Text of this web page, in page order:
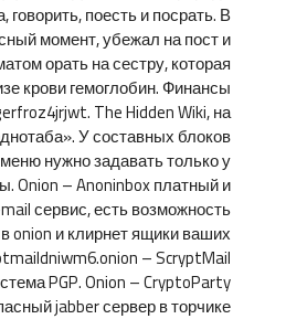
поесть и посрать. В
момент, убежал на пост и
орать на сестру, которая
крови гемоглобин. Финансы
The Hidden Wiki, на
У составных блоков
нужно задавать только у
Onion – Anoninbox платный и
сервис, есть возможность
onion и клирнет ящики ваших
– ScryptMail
PGP. Onion – CryptoParty
jabber сервер в торчике